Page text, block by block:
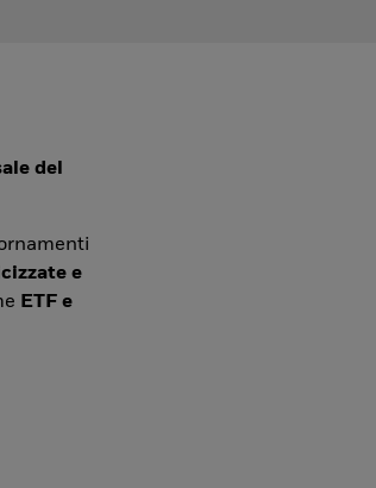
del
e
ETF e